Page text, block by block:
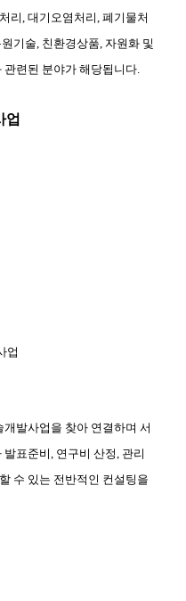
리, 대기오염처리, 폐기물처
기술, 친환경상품, 자원화 및
련된 분야가 해당됩니다.
업
업
발사업을 찾아 연결하며 서
표준비, 연구비 산정, 관리
수 있는 전반적인 컨설팅을